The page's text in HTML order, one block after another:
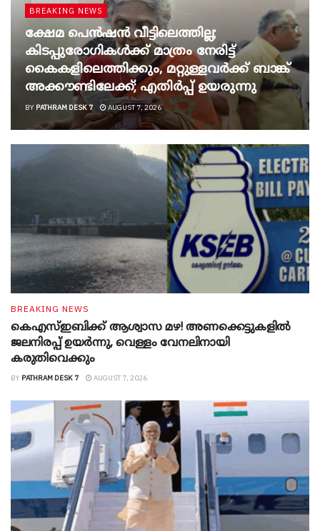
BREAKING NEWS
ക്ഷേമ പെൻഷൻ വീട്ടിലെത്തില്ല;
കിടപ്പുരോഗികൾക്ക് മാത്രം നേരിട്ട്
കൈകളിലെത്തിക്കും, മറ്റുള്ളവർക്ക് ബാങ്ക്
അക്കൗണ്ടിലേക്ക്; എതിർപ്പ് ഉയരുന്നു
BY PATHRAM DESK 7 AUGUST 7, 2026
BREAKING NEWS
കെഎസ്ഇബിക്ക് ആശ്വാസ മഴ! അണക്കെട്ടുകളിൽ
ജലനിരപ്പ് ഉയർന്നു, വെള്ളം വേനലിനായി
കരുതിവെക്കും
BY PATHRAM DESK 7 AUGUST 7, 2026